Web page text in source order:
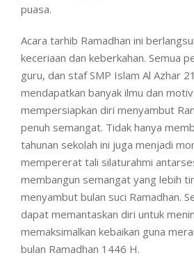
puasa.
Acara tarhib Ramadhan ini
keceriaan dan keberkahan. Semua
guru, dan staf SMP Islam Al Azhar
mendapatkan banyak ilmu dan
mempersiapkan diri menyambut
penuh semangat. Tidak hanya
tahunan sekolah ini juga menjadi
mempererat tali silaturahmi
membangun semangat yang lebih
menyambut bulan suci Ramadhan.
dapat memantaskan diri untuk
memaksimalkan kebaikan guna
bulan Ramadhan 1446 H.